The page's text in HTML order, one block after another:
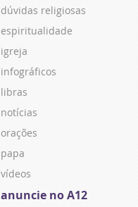
dúvidas religiosas
espiritualidade
igreja
infográficos
libras
notícias
orações
papa
vídeos
anuncie no A12